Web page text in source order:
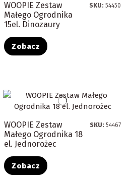
WOOPIE Zestaw
Małego Ogrodnika
15el. Dinozaury
SKU:54450
Zobacz
WOOPIE Zestaw
Małego Ogrodnika 18
el. Jednorożec
SKU:54467
Zobacz